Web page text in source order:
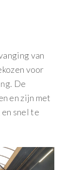
van
voor
De
en zijn met
snel te